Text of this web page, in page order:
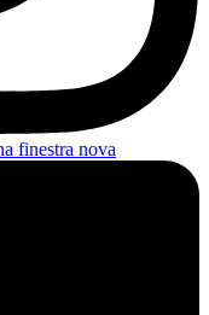
finestra nova